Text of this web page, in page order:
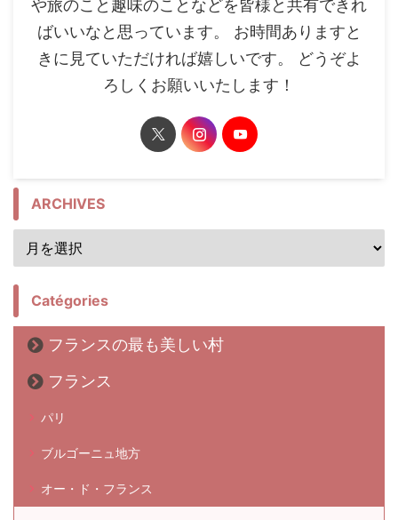
や旅のこと趣味のことなどを皆様と共有できれ
ばいいなと思っています。 お時間ありますと
きに見ていただければ嬉しいです。 どうぞよ
ろしくお願いいたします！
ARCHIVES
Catégories
フランスの最も美しい村
フランス
パリ
ブルゴーニュ地方
オー・ド・フランス